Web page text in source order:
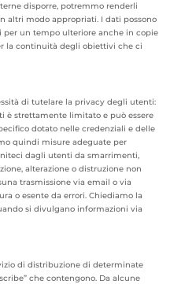
disporre, potremmo renderli
altri modo appropriati. I dati possono
per un tempo ulteriore anche in copie
la continuità degli obiettivi che ci
di tutelare la privacy degli utenti:
è strettamente limitato e può essere
dotato nelle credenziali e delle
quindi misure adeguate per
dagli utenti da smarrimenti,
alterazione o distruzione non
trasmissione via email o via
o esente da errori. Chiediamo la
si divulgano informazioni via
di distribuzione di determinate
che contengono. Da alcune